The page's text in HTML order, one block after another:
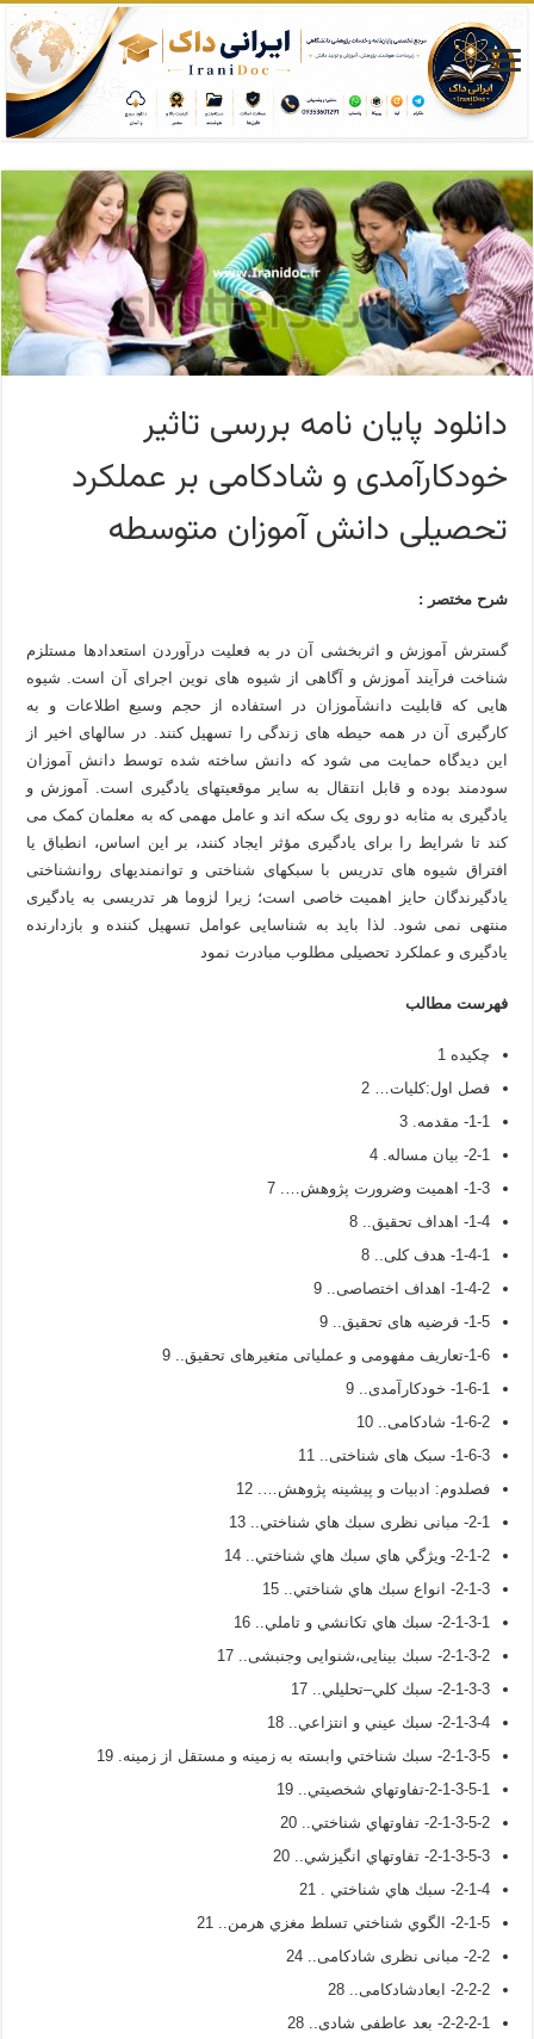
دانلود پایان نامه بررسی تاثیر
خودکارآمدی و شادکامی بر عملکرد
تحصیلی دانش آموزان متوسطه
شرح مختصر :
گسترش آموزش و اثربخشی آن در به فعلیت درآوردن استعدادها مستلزم
شناخت فرآیند آموزش و آگاهی از شیوه های نوین اجرای آن است. شیوه
هایی که قابلیت دانشآموزان در استفاده از حجم وسیع اطلاعات و به
کارگیری آن در همه حیطه های زندگی را تسهیل کنند. در سالهای اخیر از
این دیدگاه حمایت می شود که دانش ساخته شده توسط دانش آموزان
سودمند بوده و قابل انتقال به سایر موقعیتهای یادگیری است. آموزش و
یادگیری به مثابه دو روی یک سکه اند و عامل مهمی که به معلمان کمک می
کند تا شرایط را برای یادگیری مؤثر ایجاد کنند، بر این اساس، انطباق یا
افتراق شیوه های تدریس با سبکهای شناختی و توانمندیهای روانشناختی
یادگیرندگان حایز اهمیت خاصی است؛ زیرا لزوما هر تدریسی به یادگیری
منتهی نمی شود. لذا باید به شناسایی عوامل تسهیل کننده و بازدارنده
یادگیری و عملکرد تحصیلی مطلوب مبادرت نمود
فهرست مطالب
چکیده 1
فصل اول:کلیات… 2
1-1- مقدمه. 3
2-1- بیان مساله. 4
1-3- اهمیت وضرورت پژوهش…. 7
1-4- اهداف تحقیق.. 8
1-4-1- هدف کلی.. 8
1-4-2- اهداف اختصاصی.. 9
1-5- فرضیه های تحقیق.. 9
1-6-تعاریف مفهومی و عملیاتی متغیرهای تحقیق.. 9
1-6-1- خودکارآمدی.. 9
1-6-2- شادکامی.. 10
1-6-3- سبک های شناختی.. 11
فصلدوم: ادبیات و پيشينه پژوهش…. 12
2-1- مبانی نظری سبك ­هاي شناختي.. 13
2-1-2- ويژگي­ هاي سبك­ هاي شناختي.. 14
2-1-3- انواع سبك­ هاي شناختي.. 15
2-1-3-1- سبك­ هاي تكانشي و تاملي.. 16
2-1-3-2- سبك بینایی،شنوایی وجنبشی.. 17
2-1-3-3- سبك كلي–تحليلي.. 17
2-1-3-4- سبك عيني و انتزاعي.. 18
2-1-3-5- سبك شناختي وابسته به‌ زمينه و مستقل از زمينه. 19
2-1-3-5-1-تفاوت­هاي شخصيتي.. 19
2-1-3-5-2- تفاوت­هاي شناختي.. 20
2-1-3-5-3- تفاوت­هاي انگيزشي.. 20
2-1-4- سبك­ هاي شناختي . 21
2-1-5- الگوي شناختي تسلط مغزي هرمن.. 21
2-2- مبانی نظری شادکامی.. 24
2-2-2- ابعادشادکامی.. 28
2-2-2-1- بعد عاطفی شادی.. 28